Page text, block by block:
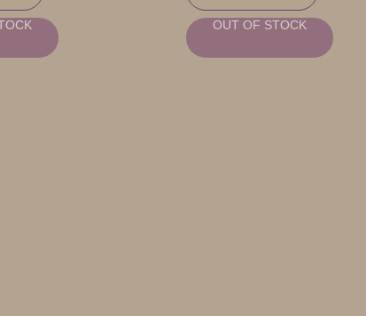
OUT OF STOCK